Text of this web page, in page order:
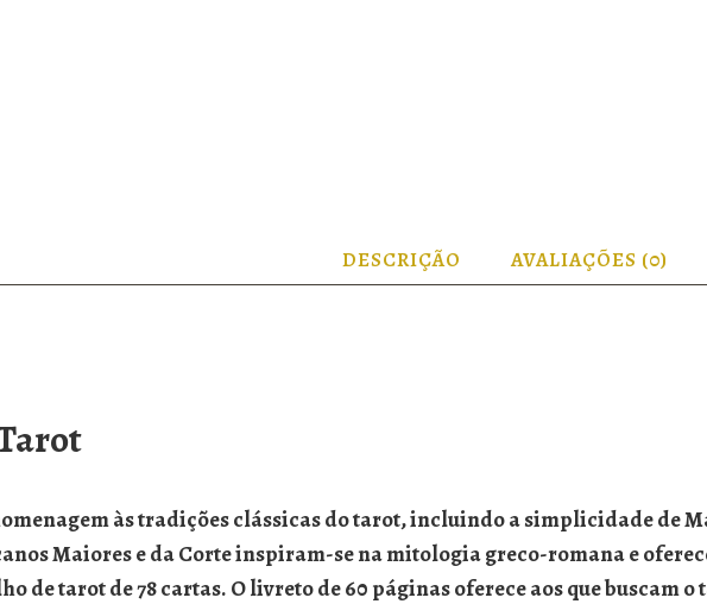
DESCRIÇÃO AVALIAÇÕES (0)
às tradições clássicas do tarot, incluindo a simplicidade de
Maiores e da Corte inspiram-se na mitologia greco-romana e
de tarot de 78 cartas. O livreto de 60 páginas oferece aos que buscam